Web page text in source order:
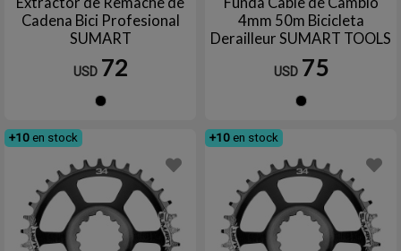
Cadena Bici Profesional
SUMART
USD 72
4mm 50m Bicicleta
Derailleur SUMART TOOLS
USD 75
+10 en stock +10 en stock